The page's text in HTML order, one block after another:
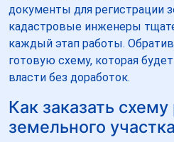
документы для регистрации
кадастровые инженеры
каждый этап работы.
готовую схему, которая
власти без доработок.
Как заказать
земельного